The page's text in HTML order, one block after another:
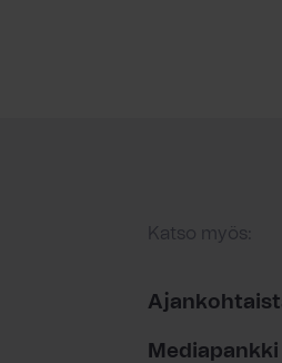
Katso myös:
Mediapankki